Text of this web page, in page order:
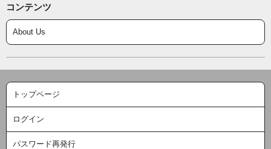
コンテンツ
About Us
トップページ
ログイン
パスワード再発行